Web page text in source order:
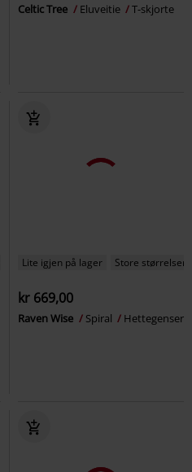
Celtic Tree Eluveitie T-skjorte
Lite igjen på lager Store størrelser
kr 669,00
Raven Wise Spiral Hettegenser